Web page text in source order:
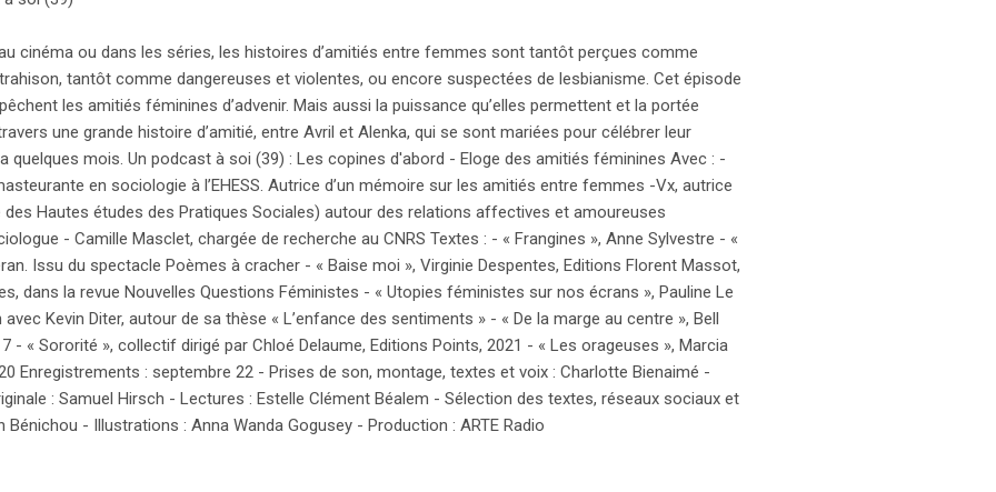
cinéma ou dans les séries, les histoires d’amitiés entre femmes sont tantôt perçues comme
tantôt comme dangereuses et violentes, ou encore suspectées de lesbianisme. Cet épisode
les amitiés féminines d’advenir. Mais aussi la puissance qu’elles permettent et la portée
une grande histoire d’amitié, entre Avril et Alenka, qui se sont mariées pour célébrer leur
quelques mois. Un podcast à soi (39) : Les copines d'abord - Eloge des amitiés féminines Avec : -
en sociologie à l’EHESS. Autrice d’un mémoire sur les amitiés entre femmes -Vx, autrice
des Hautes études des Pratiques Sociales) autour des relations affectives et amoureuses
- Camille Masclet, chargée de recherche au CNRS Textes : - « Frangines », Anne Sylvestre - «
Issu du spectacle Poèmes à cracher - « Baise moi », Virginie Despentes, Editions Florent Massot,
dans la revue Nouvelles Questions Féministes - « Utopies féministes sur nos écrans », Pauline Le
Kevin Diter, autour de sa thèse « L’enfance des sentiments » - « De la marge au centre », Bell
- « Sororité », collectif dirigé par Chloé Delaume, Editions Points, 2021 - « Les orageuses », Marcia
Enregistrements : septembre 22 - Prises de son, montage, textes et voix : Charlotte Bienaimé -
: Samuel Hirsch - Lectures : Estelle Clément Béalem - Sélection des textes, réseaux sociaux et
- Illustrations : Anna Wanda Gogusey - Production : ARTE Radio